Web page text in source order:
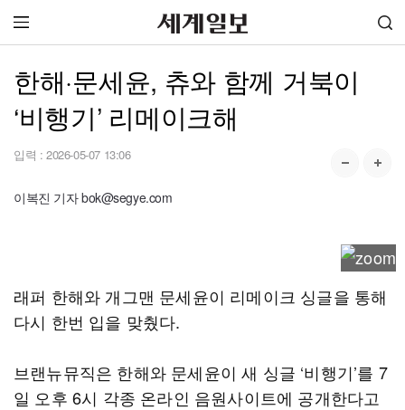
한해·문세윤, 츄와 함께 거북이
‘비행기’ 리메이크해
입력 : 2026-05-07 13:06
이복진 기자 bok@segye.com
래퍼 한해와 개그맨 문세윤이 리메이크 싱글을 통해
다시 한번 입을 맞췄다.
브랜뉴뮤직은 한해와 문세윤이 새 싱글 ‘비행기’를 7
일 오후 6시 각종 온라인 음원사이트에 공개한다고